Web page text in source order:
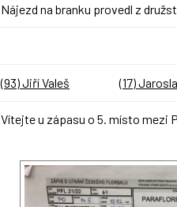
Nájezd na branku provedl z
(93) Jiří Valeš (17)
Vítejte u zápasu o 5. místo mezi